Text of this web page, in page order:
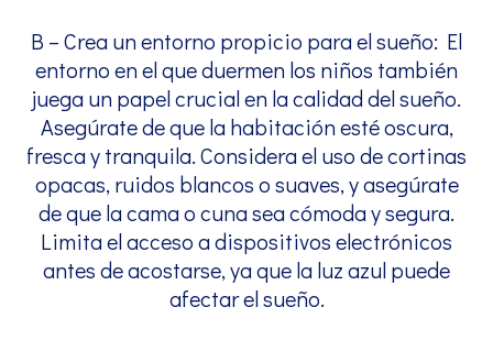
B – Crea un entorno propicio para el sueño: El
entorno en el que duermen los niños también
juega un papel crucial en la calidad del sueño.
Asegúrate de que la habitación esté oscura,
fresca y tranquila. Considera el uso de cortinas
opacas, ruidos blancos o suaves, y asegúrate
de que la cama o cuna sea cómoda y segura.
Limita el acceso a dispositivos electrónicos
antes de acostarse, ya que la luz azul puede
afectar el sueño.